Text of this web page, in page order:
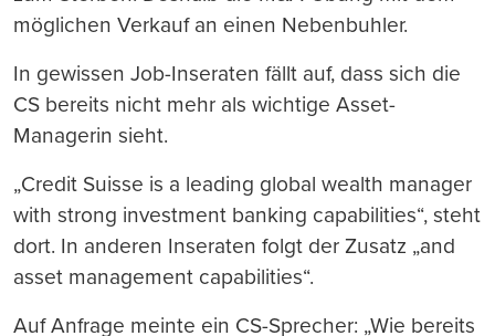
möglichen Verkauf an einen Nebenbuhler.
In gewissen Job-Inseraten fällt auf, dass sich die
CS bereits nicht mehr als wichtige Asset-
Managerin sieht.
„Credit Suisse is a leading global wealth manager
with strong investment banking capabilities“, steht
dort. In anderen Inseraten folgt der Zusatz „and
asset management capabilities“.
Auf Anfrage meinte ein CS-Sprecher: „Wie bereits